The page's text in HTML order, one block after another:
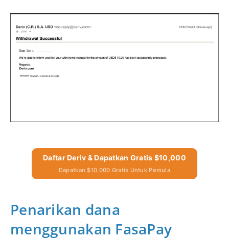
Daftar Deriv & Dapatkan Gratis $10,000
Dapatkan $10,000 Gratis Untuk Pemula
Penarikan dana
menggunakan FasaPay